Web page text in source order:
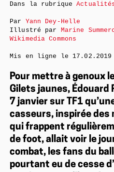
Pour mettre à genoux
Gilets jaunes, Édouard
7 janvier sur TF1
casseurs, inspirée des
qui frappent
de foot, allait voir le
combat, les fans du
pourtant eu de cesse
Dans la rubrique
Par Yann Dey-Helle
Illustré par Marine
Wikimedia Commons
Mis en ligne le 17.02.2019